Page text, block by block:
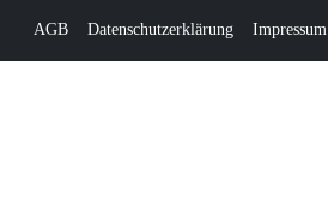
AGB Datenschutzerklärung Impressum